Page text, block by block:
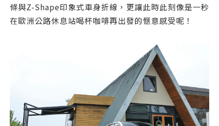
條與Z-Shape印象式車身折線，更讓此時此刻像是一秒
在歐洲公路休息站喝杯咖啡再出發的愜意感受呢！